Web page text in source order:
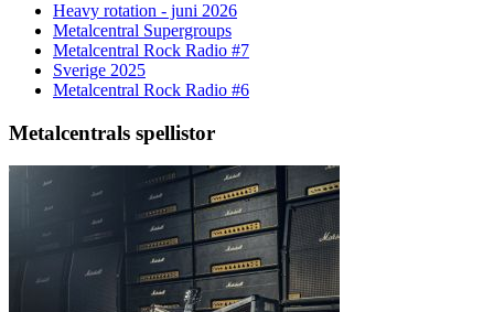
Heavy rotation - juni 2026
Metalcentral Supergroups
Metalcentral Rock Radio #7
Sverige 2025
Metalcentral Rock Radio #6
Metalcentrals spellistor